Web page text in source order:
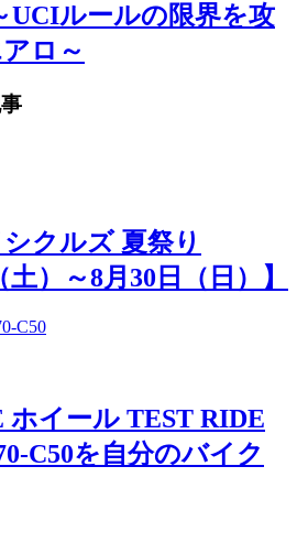
UCIルールの限界を攻
ロ～
クルズ 夏祭り
土）～8月30日（日）】
ホイール TEST RIDE
C50を自分のバイク